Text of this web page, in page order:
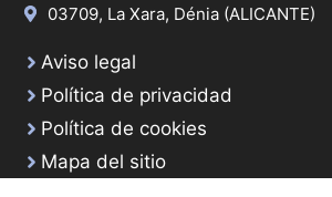
03709, La Xara, Dénia (ALICANTE)
Aviso legal
Política de privacidad
Política de cookies
Mapa del sitio